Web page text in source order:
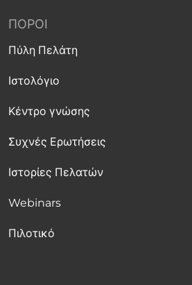
ΠΌΡΟΙ
Πύλη Πελάτη
Ιστολόγιο
Κέντρο γνώσης
Συχνές Ερωτήσεις
Ιστορίες Πελατών
Webinars
Πιλοτικό